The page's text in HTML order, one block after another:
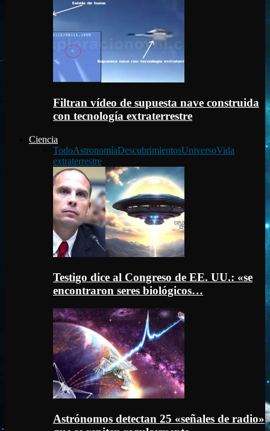
Filtran vídeo de supuesta nave construida
con tecnología extraterrestre
Ciencia
TodoAstronomíaDescubrimientosUniversoVida
extraterrestre
Testigo dice al Congreso de EE. UU.: «se
encontraron seres biológicos…
Astrónomos detectan 25 «señales de radio»